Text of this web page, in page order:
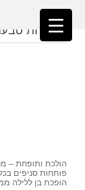
ראשי»אוכלים בחוץ
מסעדות
הולכת ותופחת –
פותחות סניפים
הופכת בן ללילה